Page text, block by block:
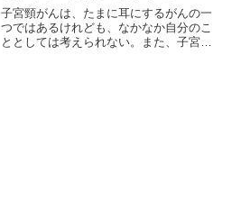
子宮頸がんは、たまに耳にするがんの一
つではあるけれども、なかなか自分のこ
ととしては考えられない。また、子宮頸